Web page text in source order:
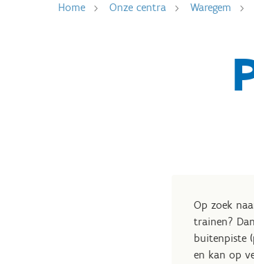
Home Onze centra Waregem
Op zoek
trainen?
buitenpiste
en kan op